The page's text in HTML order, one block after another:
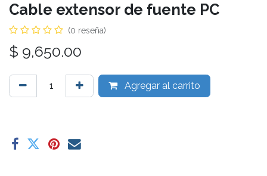
Cable extensor de fuente PC
(0 reseña)
$ 9,650.00
Agregar al carrito